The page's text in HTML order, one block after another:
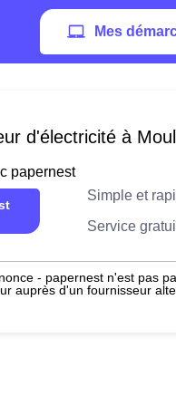
Mes
d'électricité à
papernest
Simple et
Service
- papernest n'est pas
auprès d'un fournisseur